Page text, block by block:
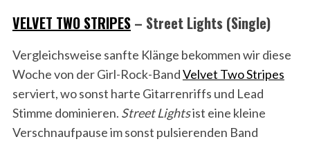
VELVET TWO STRIPES– Street Lights (Single)
Vergleichsweise sanfte Klänge bekommen wir diese
Woche von der Girl-Rock-BandVelvet Two Stripes
serviert, wo sonst harte Gitarrenriffs und Lead
Stimme dominieren. Street Lightsist eine kleine
Verschnaufpause im sonst pulsierenden Band